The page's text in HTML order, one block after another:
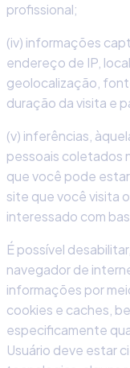
profissional;
(iv) informações
endereço de IP,
geolocalização,
duração da visita e
(v) inferências,
pessoais coletados
que você pode
site que você visita
interessado com
É possível
navegador de
informações por
cookies e caches,
especificamente
Usuário deve estar